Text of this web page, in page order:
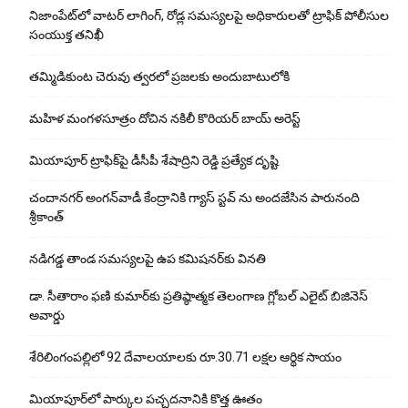
నిజాంపేట్‌లో వాటర్ లాగింగ్, రోడ్ల సమస్యలపై అధికారులతో ట్రాఫిక్ పోలీసుల
సంయుక్త తనిఖీ
తమ్మిడికుంట చెరువు త్వరలో ప్రజలకు అందుబాటులోకి
మహిళ మంగళసూత్రం దోచిన నకిలీ కొరియర్ బాయ్ అరెస్ట్
మియాపూర్ ట్రాఫిక్‌పై డీసీపీ శేషాద్రిని రెడ్డి ప్రత్యేక దృష్టి
చందానగర్ అంగన్‌వాడీ కేంద్రానికి గ్యాస్ స్టవ్ ను అందజేసిన పారునంది
శ్రీకాంత్
నడిగడ్డ తాండ సమస్యలపై ఉప కమిషనర్‌కు వినతి
డా. సీతారాం ఫణి కుమార్‌కు ప్రతిష్ఠాత్మక తెలంగాణ గ్లోబల్ ఎలైట్ బిజినెస్
అవార్డు
శేరిలింగంపల్లిలో 92 దేవాలయాలకు రూ.30.71 లక్షల ఆర్థిక సాయం
మియాపూర్‌లో పార్కుల పచ్చదనానికి కొత్త ఊతం